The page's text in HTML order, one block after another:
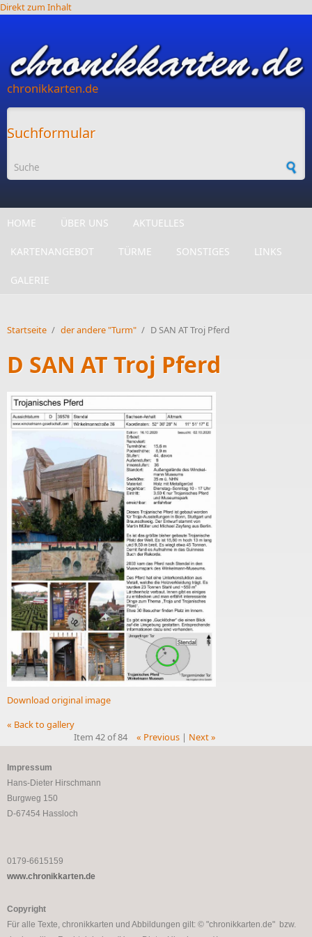
Direkt zum Inhalt
chronikkarten.de
Suchformular
HOME ÜBER UNS AKTUELLES
KARTENANGEBOT TÜRME SONSTIGES LINKS
GALERIE
Startseite / der andere "Turm" / D SAN AT Troj Pferd
D SAN AT Troj Pferd
Download original image
« Back to gallery
Item 42 of 84
« Previous| Next »
Impressum
Hans-Dieter Hirschmann
Burgweg 150
D-67454 Hassloch
0179-6615159
www.chronikkarten.de
Copyright
Für alle Texte, chronikkarten und Abbildungen gilt: © "chronikkarten.de" bzw.